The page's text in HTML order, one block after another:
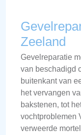
Zeeland
Gevelreparatie
van beschadigd
buitenkant van
het vervangen
bakstenen, tot
vochtproblemen
verweerde